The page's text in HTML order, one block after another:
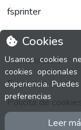
Cookies
Usamos cookies
cookies
experiencia.
preferencias
Leer
fsprinter
INFORMACIÓN
Facebook
Polícita de cookies
Política de